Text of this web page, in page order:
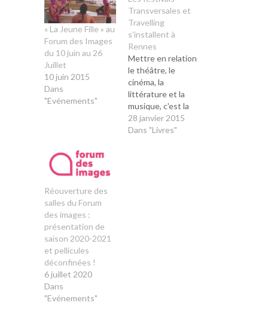
« La Jeune Fille » au
Forum des Images
du 10 juin au 26
Juillet
10 juin 2015
Dans
"Evénements"
Transversales et
Travelling
s’installent à
Rennes
Mettre en relation
le théâtre, le
cinéma, la
littérature et la
musique, c'est la
perspective du
festival
28 janvier 2015
Dans "Livres"
Réouverture des
salles du Forum
des images :
présentation de
saison 2020-2021
et pellicules
déconfinées !
6 juillet 2020
Dans
"Evénements"